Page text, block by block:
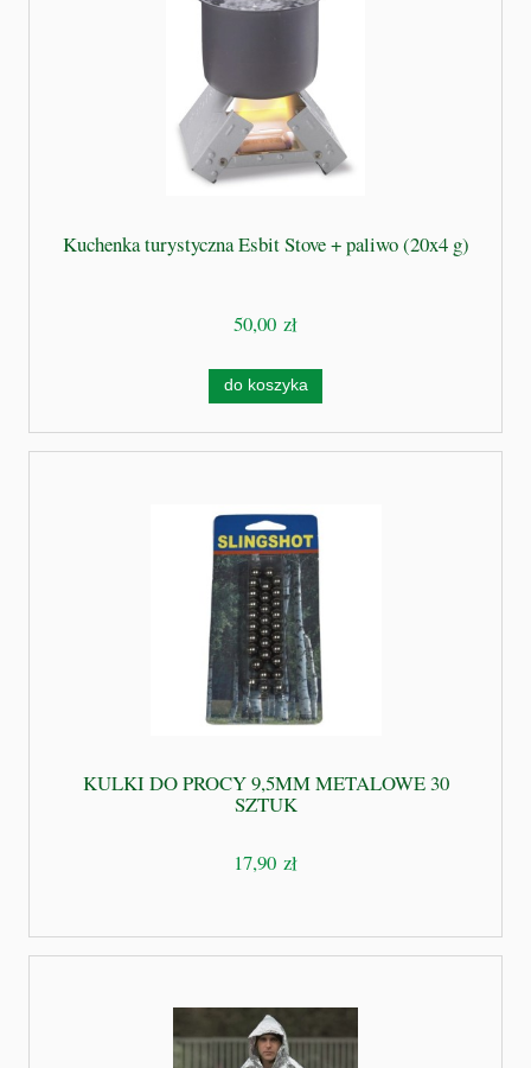
Kuchenka turystyczna Esbit Stove + paliwo (20x4 g)
50,00 zł
do koszyka
KULKI DO PROCY 9,5MM METALOWE 30
SZTUK
17,90 zł